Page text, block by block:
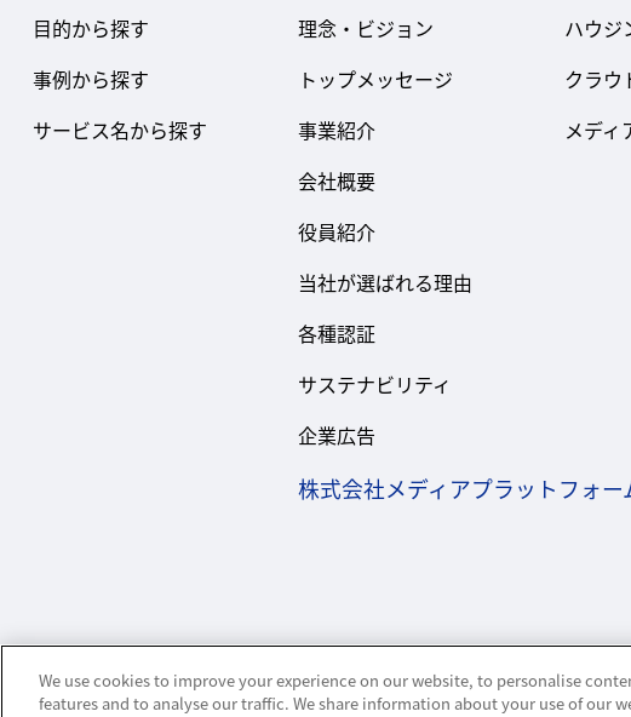
目的から探す
事例から探す
サービス名から探す
理念・ビジョン
トップメッセージ
事業紹介
会社概要
役員紹介
当社が選ばれる理由
各種認証
サステナビリティ
企業広告
株式会社メディアプラットフォー
ハウジ
クラウ
メディ
We use cookies to improve your experience on our website, to personalise
features and to analyse our traffic. We share information about your use of our